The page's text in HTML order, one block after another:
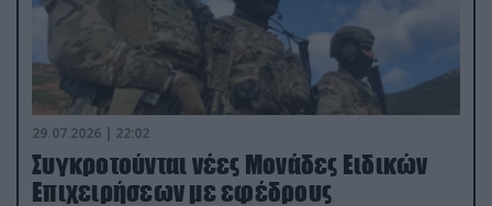
29.07.2026 | 22:02
Συγκροτούνται νέες Μονάδες Ειδικών
Επιχειρήσεων με εφέδρους